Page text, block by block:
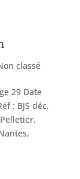
classé
29 Date
: BJS déc.